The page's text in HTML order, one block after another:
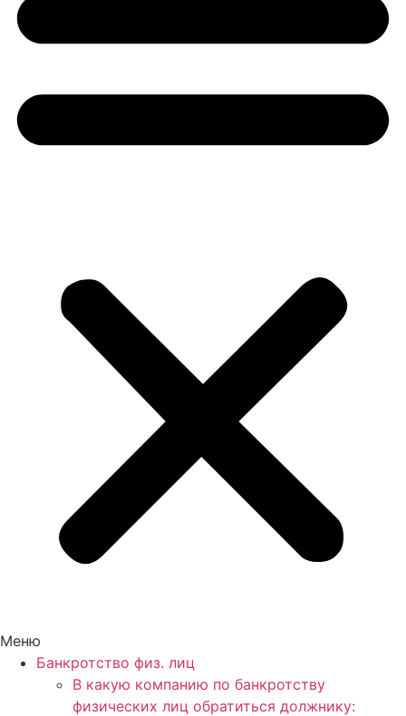
Меню
Банкротство физ. лиц
В какую компанию по банкротству
физических лиц обратиться должнику: